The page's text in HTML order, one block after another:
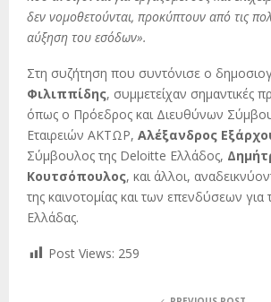
δεν νομοθετούνται, προκύπτουν από τις
αύξηση του εσόδων».
Στη συζήτηση που συντόνισε ο
Φιλιππίδης, συμμετείχαν σημαντικές
όπως ο Πρόεδρος και Διευθύνων
Εταιρειών ΑΚΤΩΡ, Αλέξανδρος
Σύμβουλος της Deloitte Ελλάδος,
Κουτσόπουλος, και άλλοι,
της καινοτομίας και των επενδύσεων για
Ελλάδας.
Post Views: 259